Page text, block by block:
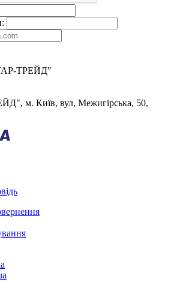
ТРЕЙД"
м. Київ, вул, Межигірська, 50,